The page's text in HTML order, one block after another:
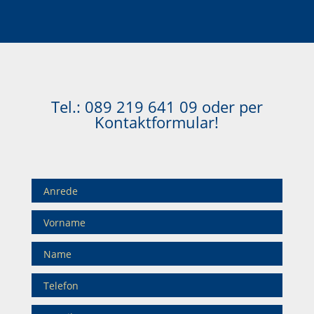
Tel.: 089 219 641 09 oder per
Kontaktformular!